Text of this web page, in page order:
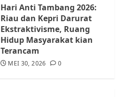
Hari Anti Tambang 2026:
Riau dan Kepri Darurat
Ekstraktivisme, Ruang
Hidup Masyarakat kian
Terancam
MEI 30, 2026 0